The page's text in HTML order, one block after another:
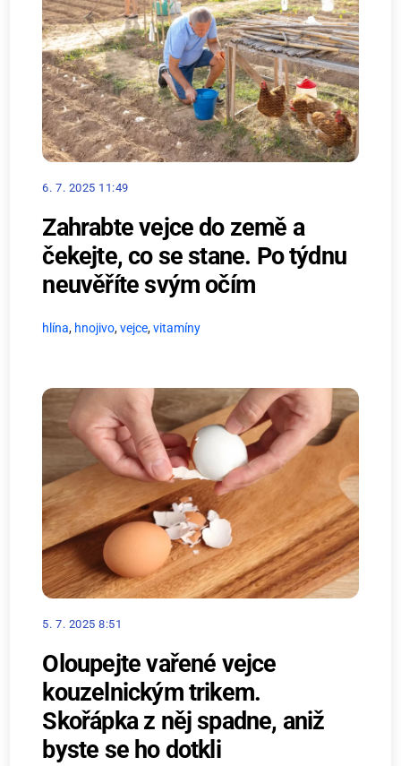
6. 7. 2025 11:49
Zahrabte vejce do země a
čekejte, co se stane. Po týdnu
neuvěříte svým očím
hlína, hnojivo,vejce,vitamíny
5. 7. 2025 8:51
Oloupejte vařené vejce
kouzelnickým trikem.
Skořápka z něj spadne, aniž
byste se ho dotkli